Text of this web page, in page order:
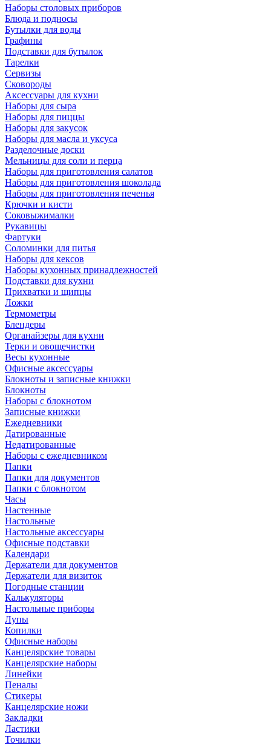
Наборы столовых приборов
Блюда и подносы
Бутылки для воды
Графины
Подставки для бутылок
Тарелки
Сервизы
Сковороды
Аксессуары для кухни
Наборы для сыра
Наборы для пиццы
Наборы для закусок
Наборы для масла и уксуса
Разделочные доски
Мельницы для соли и перца
Наборы для приготовления салатов
Наборы для приготовления шоколада
Наборы для приготовления печенья
Крючки и кисти
Соковыжималки
Рукавицы
Фартуки
Соломинки для питья
Наборы для кексов
Наборы кухонных принадлежностей
Подставки для кухни
Прихватки и щипцы
Ложки
Термометры
Блендеры
Органайзеры для кухни
Терки и овощечистки
Весы кухонные
Офисные аксессуары
Блокноты и записные книжки
Блокноты
Наборы с блокнотом
Записные книжки
Ежедневники
Датированные
Недатированные
Наборы с ежедневником
Папки
Папки для документов
Папки с блокнотом
Часы
Настенные
Настольные
Настольные аксессуары
Офисные подставки
Календари
Держатели для документов
Держатели для визиток
Погодные станции
Калькуляторы
Настольные приборы
Лупы
Копилки
Офисные наборы
Канцелярские товары
Канцелярские наборы
Линейки
Пеналы
Стикеры
Канцелярские ножи
Закладки
Ластики
Точилки